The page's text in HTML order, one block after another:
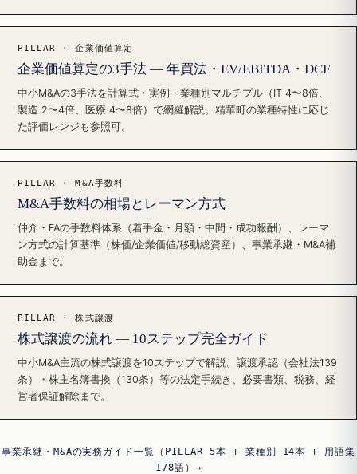
PILLAR · 企業価値算定
企業価値算定の3手法 — 年買法・EV/EBITDA・DCF
中小M&Aの3手法を計算式・実例・業種別マルチプル（IT 4〜8倍、
製造 2〜4倍、医療 4〜8倍）で網羅解説。精華町の業種特性に応じ
た評価レンジも参照可。
PILLAR · M&A手数料
M&A手数料の相場とレーマン方式
仲介・FAの手数料体系（着手金・月額・中間・成功報酬）、レーマ
ン方式の計算基準（株価/企業価値/移動総資産）、事業承継・M&A補
助金まで。
PILLAR · 株式譲渡
株式譲渡の流れ — 10ステップ完全ガイド
中小M&A主流の株式譲渡を10ステップで解説。譲渡承認（会社法139
条）・株主名簿書換（130条）等の法定手続き、必要書類、税務、経
営者保証解除まで。
事業承継・M&Aの実務ガイド一覧（PILLAR 5本 + 業種別 14本 + 用語集
178語）→